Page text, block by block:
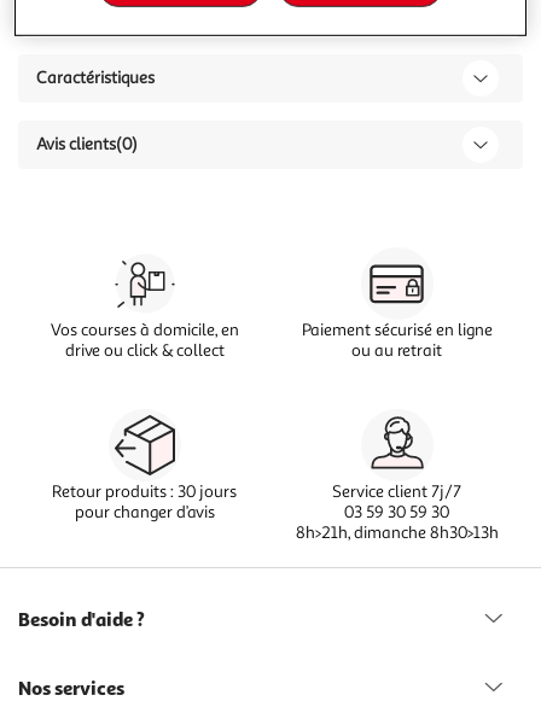
Description
Caractéristiques
Avis clients(0)
Vos courses à domicile, en
drive ou click & collect
Paiement sécurisé en ligne
ou au retrait
Retour produits : 30 jours
pour changer d’avis
Service client 7j/7
03 59 30 59 30
8h>21h, dimanche 8h30>13h
Besoin d'aide ?
Nos services